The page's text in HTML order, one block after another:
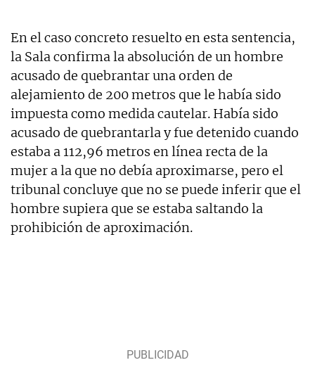
En el caso concreto resuelto en esta sentencia,
la Sala confirma la absolución de un hombre
acusado de quebrantar una orden de
alejamiento de 200 metros que le había sido
impuesta como medida cautelar. Había sido
acusado de quebrantarla y fue detenido cuando
estaba a 112,96 metros en línea recta de la
mujer a la que no debía aproximarse, pero el
tribunal concluye que no se puede inferir que el
hombre supiera que se estaba saltando la
prohibición de aproximación.